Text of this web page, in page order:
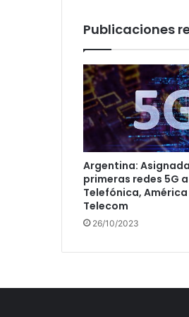
Publicaciones
Argentina:
primeras redes 5G a
Telefónica, América
Telecom
26/10/2023